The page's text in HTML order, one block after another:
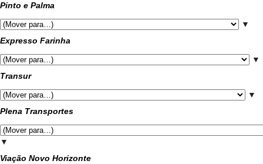
Pinto e Palma
▼
Expresso Farinha
▼
Transur
▼
Plena Transportes
▼
Viação Novo Horizonte